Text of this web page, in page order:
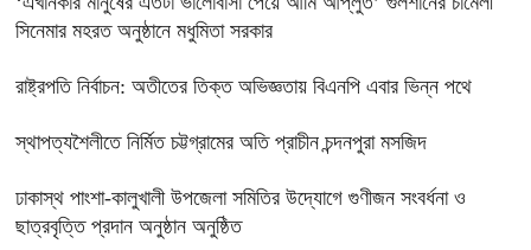
সিনেমার মহরত অনুষ্ঠানে মধুমিতা সরকার
রাষ্ট্রপতি নির্বাচন: অতীতের তিক্ত অভিজ্ঞতায় বিএনপি এবার ভিন্ন পথে
স্থাপত্যশৈলীতে নির্মিত চট্টগ্রামের অতি প্রাচীন চন্দনপুরা মসজিদ
ঢাকাস্থ পাংশা-কালুখালী উপজেলা সমিতির উদ্যোগে গুণীজন সংবর্ধনা ও
ছাত্রবৃত্তি প্রদান অনুষ্ঠান অনুষ্ঠিত